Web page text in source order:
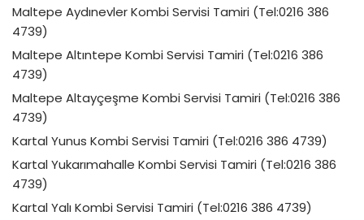
Maltepe Aydınevler Kombi Servisi Tamiri (Tel:0216 386
4739)
Maltepe Altıntepe Kombi Servisi Tamiri (Tel:0216 386
4739)
Maltepe Altayçeşme Kombi Servisi Tamiri (Tel:0216 386
4739)
Kartal Yunus Kombi Servisi Tamiri (Tel:0216 386 4739)
Kartal Yukarımahalle Kombi Servisi Tamiri (Tel:0216 386
4739)
Kartal Yalı Kombi Servisi Tamiri (Tel:0216 386 4739)